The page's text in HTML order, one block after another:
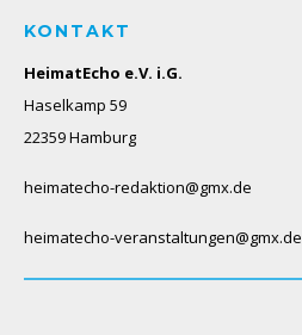
KONTAKT
HeimatEcho e.V. i.G.
Haselkamp 59
22359 Hamburg
heimatecho-redaktion@gmx.de
heimatecho-veranstaltungen@gmx.de